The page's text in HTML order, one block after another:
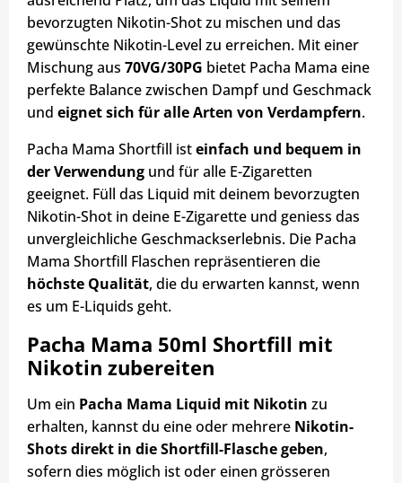
bevorzugten Nikotin-Shot zu mischen und das
gewünschte Nikotin-Level zu erreichen. Mit einer
Mischung aus 70VG/30PG bietet Pacha Mama eine
perfekte Balance zwischen Dampf und Geschmack
und eignet sich für alle Arten von Verdampfern.
Pacha Mama Shortfill isteinfach und bequem in
der Verwendung und für alle E-Zigaretten
geeignet. Füll das Liquid mit deinem bevorzugten
Nikotin-Shot in deine E-Zigarette und geniess das
unvergleichliche Geschmackserlebnis. Die Pacha
Mama Shortfill Flaschen repräsentieren die
höchste Qualität, die du erwarten kannst, wenn
es um E-Liquids geht.
Pacha Mama 50ml Shortfill mit
Nikotin zubereiten
Um ein Pacha Mama Liquid mit Nikotin zu
erhalten, kannst du eine oder mehrere Nikotin-
Shots direkt in die Shortfill-Flasche geben,
sofern dies möglich ist oder einen grösseren